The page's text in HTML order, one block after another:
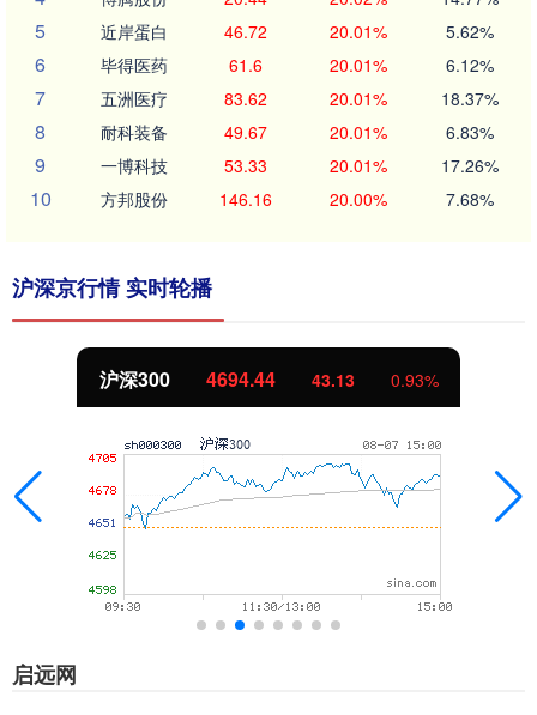
5 近岸蛋白 46.72 20.01% 5.62%
6 毕得医药 61.6 20.01% 6.12%
7 五洲医疗 83.62 20.01% 18.37%
8 耐科装备 49.67 20.01% 6.83%
9 一博科技 53.33 20.01% 17.26%
10 方邦股份 146.16 20.00% 7.68%
沪深京行情 实时轮播
沪深300 4694.44 43.13 0.93%
启远网